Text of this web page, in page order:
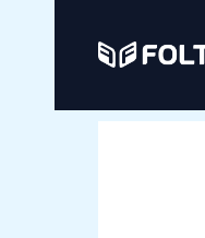
contenido